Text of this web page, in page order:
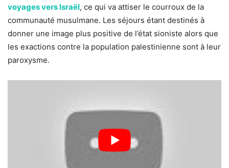
voyages vers Israël, ce qui va attiser le courroux de la
communauté musulmane. Les séjours étant destinés à
donner une image plus positive de l’état sioniste alors que
les exactions contre la population palestinienne sont à leur
paroxysme.